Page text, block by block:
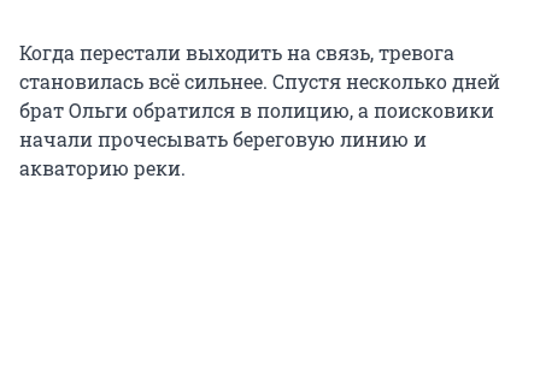
Когда перестали выходить на связь, тревога
становилась всё сильнее. Спустя несколько дней
брат Ольги обратился в полицию, а поисковики
начали прочесывать береговую линию и
акваторию реки.